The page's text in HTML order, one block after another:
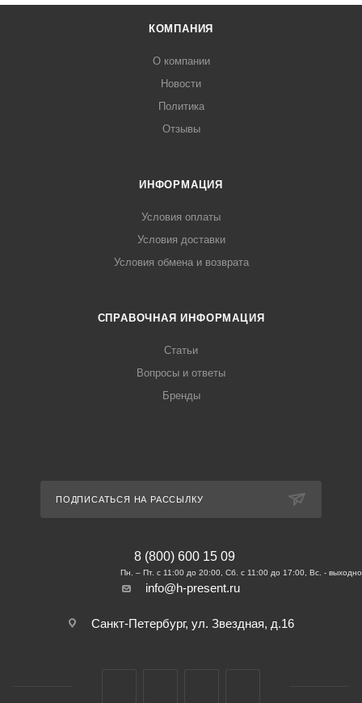
КОМПАНИЯ
О компании
Новости
Политика
Отзывы
ИНФОРМАЦИЯ
Условия оплаты
Условия доставки
Условия обмена и возврата
СПРАВОЧНАЯ ИНФОРМАЦИЯ
Статьи
Вопросы и ответы
Бренды
ПОДПИСАТЬСЯ НА РАССЫЛКУ
8 (800) 600 15 09
info@h-present.ru
Санкт-Петербург, ул. Звездная, д.16